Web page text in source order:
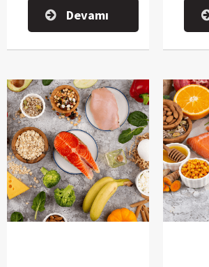
verebilirsiniz.
Devamı